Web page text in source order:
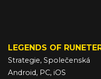
LEGENDS OF
Strategie, Společenská
Android, PC, iOS